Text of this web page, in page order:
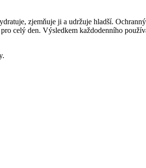
zjemňuje ji a udržuje hladší.
celý den. Výsledkem každodenního